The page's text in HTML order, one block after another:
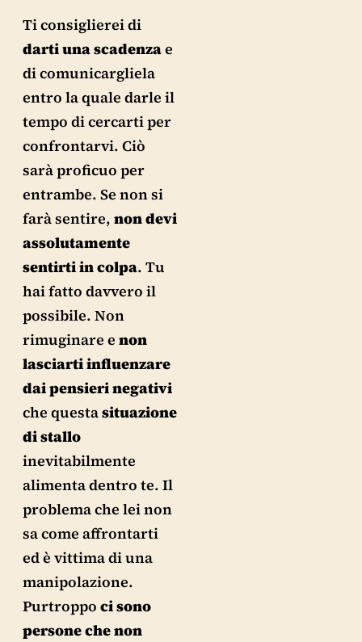
Ti consiglierei di
darti una scadenzae
di comunicargliela
entro la quale darle il
tempo di cercarti per
confrontarvi. Ciò
sarà proficuo per
entrambe. Se non si
farà sentire, non devi
assolutamente
sentirti in colpa. Tu
hai fatto davvero il
possibile. Non
rimuginare e non
lasciarti influenzare
dai pensieri negativi
che questasituazione
distallo
inevitabilmente
alimenta dentro te. Il
problema che lei non
sa come affrontarti
ed è vittima di una
manipolazione.
Purtroppo ci sono
persone che non